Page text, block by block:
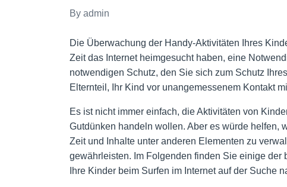
admin
Die Überwachung der Handy-Aktivitäten Ihres
Zeit das Internet heimgesucht haben, eine
notwendigen Schutz, den Sie sich zum Schutz
Elternteil, Ihr Kind vor unangemessenem Kontakt
Es ist nicht immer einfach, die Aktivitäten von
Gutdünken handeln wollen. Aber es würde helfen,
Zeit und Inhalte unter anderen Elementen zu
gewährleisten. Im Folgenden finden Sie einige
Ihre Kinder beim Surfen im Internet auf der Suche